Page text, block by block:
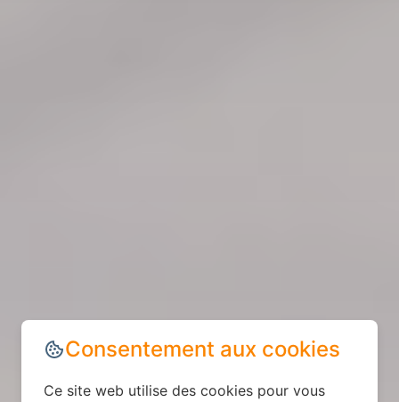
Consentement aux cookies
Ce site web utilise des cookies pour vous